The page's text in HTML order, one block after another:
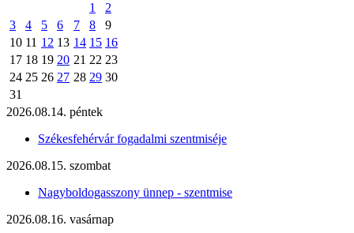
1
2
3
4 5 6 7 8
9
10 11 12 13 14 15 16
17 18 19 20 21 22 23
24 25 26 27 28 29 30
31
2026.08.14. péntek
Székesfehérvár fogadalmi szentmiséje
2026.08.15. szombat
Nagyboldogasszony ünnep - szentmise
2026.08.16. vasárnap